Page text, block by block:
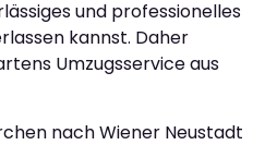
und professionelles
kannst. Daher
Umzugsservice aus
nach Wiener Neustadt